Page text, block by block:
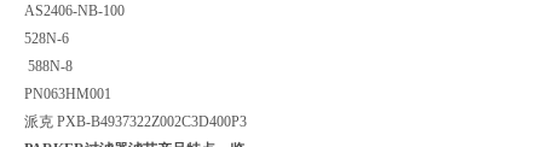
AS2406-NB-100
528N-6
588N-8
PN063HM001
派克 PXB-B4937322Z002C3D400P3